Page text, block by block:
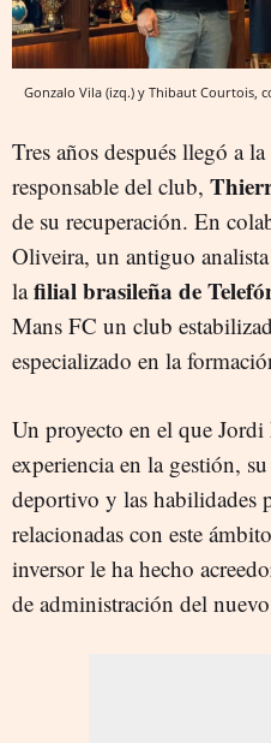
Gonzalo Vila (izq.) y Thibaut Courtois,
Tres años después llegó a
responsable del club,
de su recuperación. En
Oliveira, un antiguo
lafilial brasileña de
Mans FC un club
especializado en la
Un proyecto en el que Jordi
experiencia en la gestión,
deportivo y las habilidades
relacionadas con este
inversor le ha hecho
de administración del